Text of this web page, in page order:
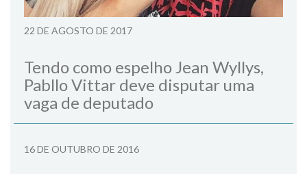
22 DE AGOSTO DE 2017
Tendo como espelho Jean Wyllys,
Pabllo Vittar deve disputar uma
vaga de deputado
16 DE OUTUBRO DE 2016